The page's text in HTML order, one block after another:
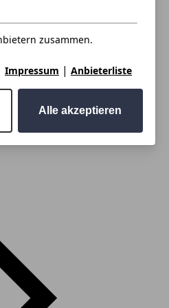
zusammen.
Impressum | Anbieterliste
Alle akzeptieren